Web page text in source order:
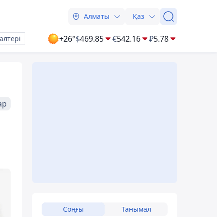
Алматы Қаз
+26°$469.85 €542.16 ₽5.78
Соңғы Танымал